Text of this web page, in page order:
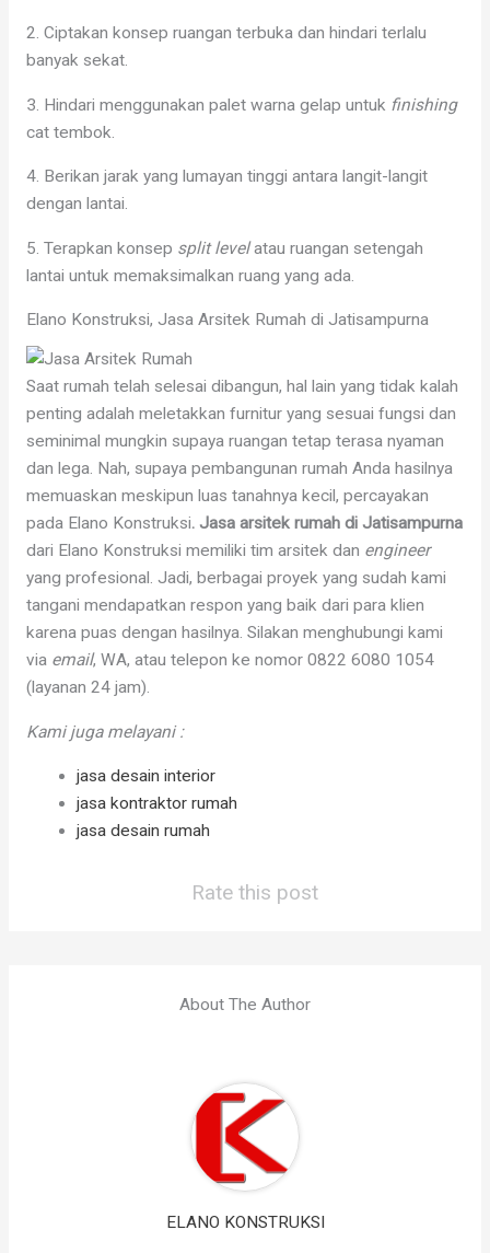
2. Ciptakan konsep ruangan terbuka dan hindari terlalu
banyak sekat.
3. Hindari menggunakan palet warna gelap untuk finishing
cat tembok.
4. Berikan jarak yang lumayan tinggi antara langit-langit
dengan lantai.
5. Terapkan konsep split levelatau ruangan setengah
lantai untuk memaksimalkan ruang yang ada.
Elano Konstruksi, Jasa Arsitek Rumah di Jatisampurna
Saat rumah telah selesai dibangun, hal lain yang tidak kalah
penting adalah meletakkan furnitur yang sesuai fungsi dan
seminimal mungkin supaya ruangan tetap terasa nyaman
dan lega. Nah, supaya pembangunan rumah Anda hasilnya
memuaskan meskipun luas tanahnya kecil, percayakan
pada Elano Konstruksi. Jasa arsitek rumah di Jatisampurna
dari Elano Konstruksi memiliki tim arsitek dan engineer
yang profesional. Jadi, berbagai proyek yang sudah kami
tangani mendapatkan respon yang baik dari para klien
karena puas dengan hasilnya. Silakan menghubungi kami
via email, WA, atau telepon ke nomor 0822 6080 1054
(layanan 24 jam).
Kami juga melayani :
jasa desain interior
jasa kontraktor rumah
jasa desain rumah
Rate this post
About The Author
ELANO KONSTRUKSI